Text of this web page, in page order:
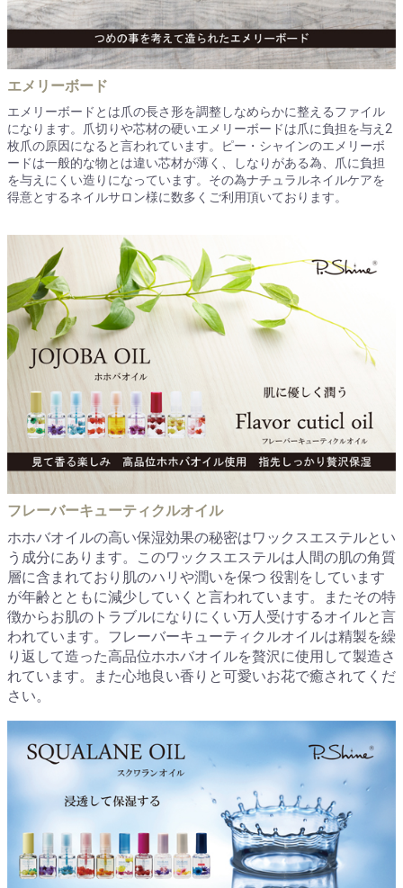
エメリーボード
エメリーボードとは爪の長さ形を調整しなめらかに整えるファイル
になります。爪切りや芯材の硬いエメリーボードは爪に負担を与え2
枚爪の原因になると言われています。ピー・シャインのエメリーボ
ードは一般的な物とは違い芯材が薄く、しなりがある為、爪に負担
を与えにくい造りになっています。その為ナチュラルネイルケアを
得意とするネイルサロン様に数多くご利用頂いております。
フレーバーキューティクルオイル
ホホバオイルの高い保湿効果の秘密はワックスエステルとい
う成分にあります。このワックスエステルは人間の肌の角質
層に含まれており肌のハリや潤いを保つ 役割をしています
が年齢とともに減少していくと言われています。またその特
徴からお肌のトラブルになりにくい万人受けするオイルと言
われています。フレーバーキューティクルオイルは精製を繰
り返して造った高品位ホホバオイルを贅沢に使用して製造さ
れています。また心地良い香りと可愛いお花で癒されてくだ
さい。